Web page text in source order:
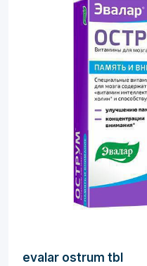
evalar ostrum tbl